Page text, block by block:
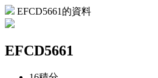
EFCD5661的資料
EFCD5661